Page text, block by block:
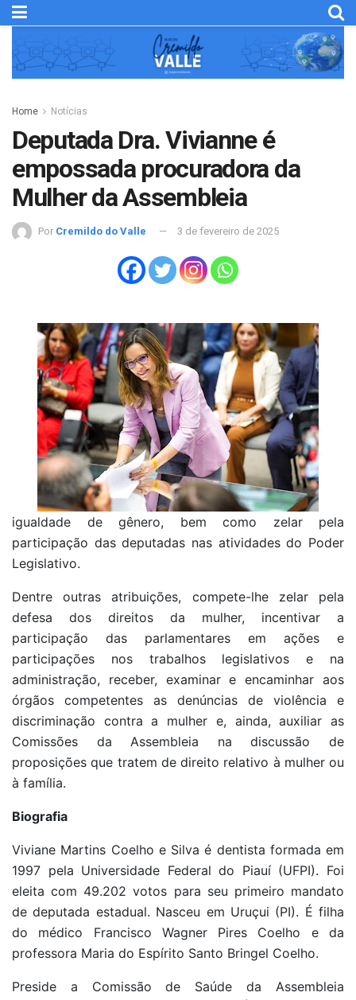
Home Notícias
Deputada Dra. Vivianne é
empossada procuradora da
Mulher da Assembleia
Por Cremildo do Valle 3 de fevereiro de 2025
igualdade de gênero, bem como zelar pela
participação das deputadas nas atividades do Poder
Legislativo.
Dentre outras atribuições, compete-lhe zelar pela
defesa dos direitos da mulher, incentivar a
participação das parlamentares em ações e
participações nos trabalhos legislativos e na
administração, receber, examinar e encaminhar aos
órgãos competentes as denúncias de violência e
discriminação contra a mulher e, ainda, auxiliar as
Comissões da Assembleia na discussão de
proposições que tratem de direito relativo à mulher ou
à família.
Biografia
Viviane Martins Coelho e Silva é dentista formada em
1997 pela Universidade Federal do Piauí (UFPI). Foi
eleita com 49.202 votos para seu primeiro mandato
de deputada estadual. Nasceu em Uruçui (PI). É filha
do médico Francisco Wagner Pires Coelho e da
professora Maria do Espírito Santo Bringel Coelho.
Preside a Comissão de Saúde da Assembleia